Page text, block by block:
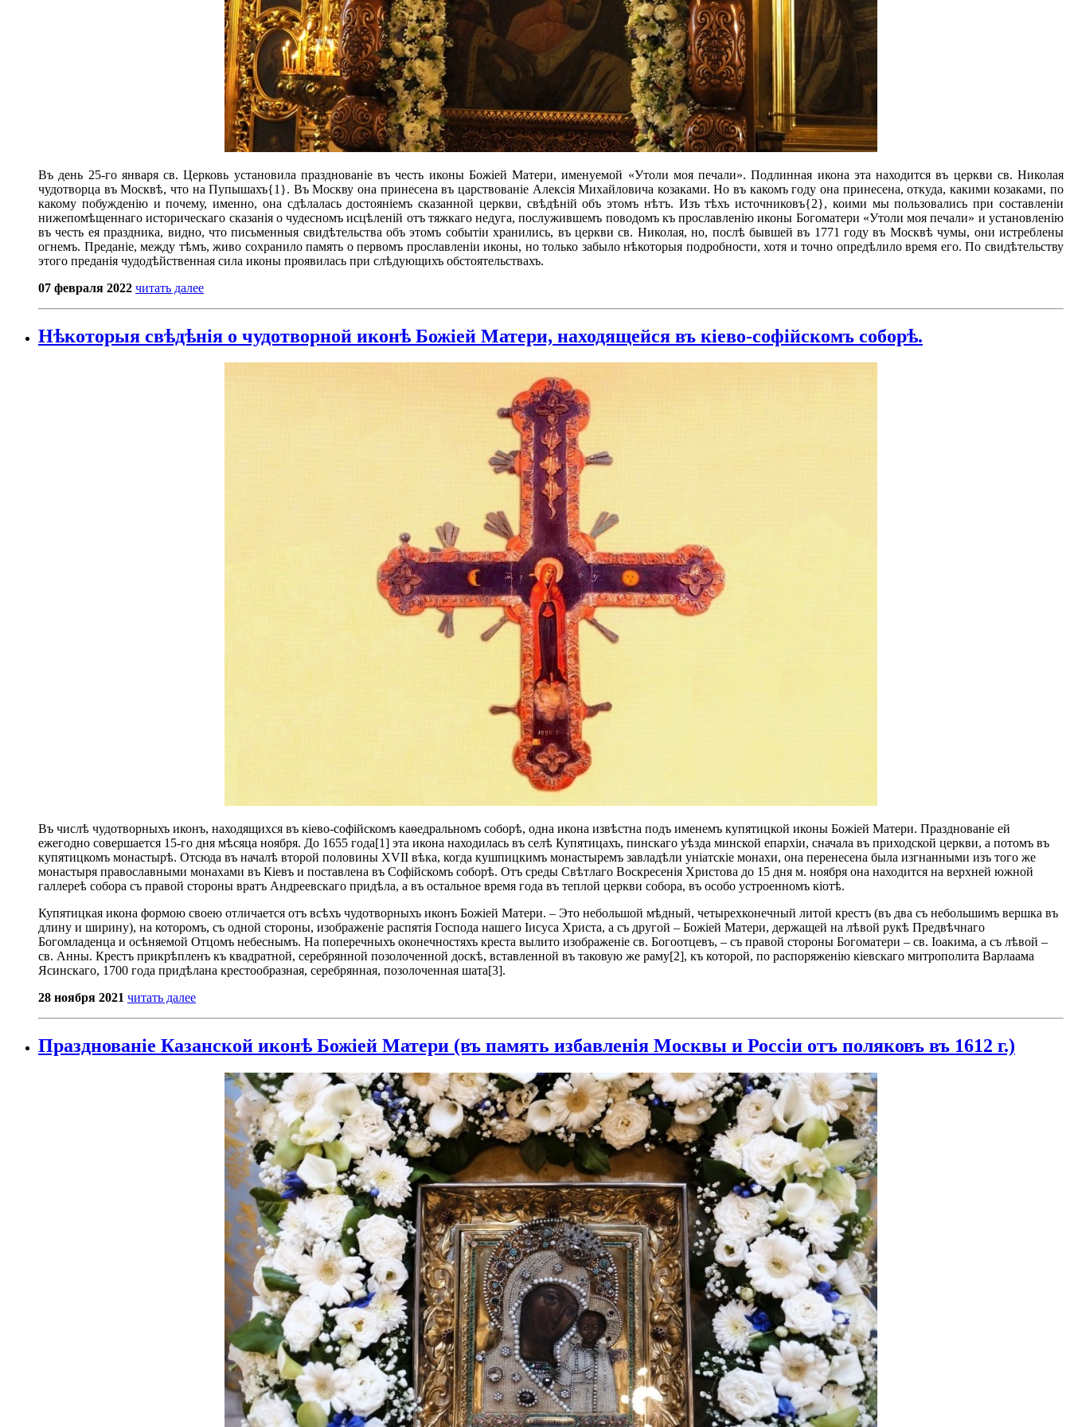
Въ день 25-го января св. Церковь установила празднованіе въ честь иконы Божіей Матери, именуемой «Утоли моя печали». Подлинная икона эта находится въ церкви св. Николая
чудотворца въ Москвѣ, что на Пупышахъ{1}. Въ Москву она принесена въ царствованіе Алексія Михайловича козаками. Но въ какомъ году она принесена, откуда, какими козаками, по
какому побужденію и почему, именно, она сдѣлалась достояніемъ сказанной церкви, свѣдѣній объ этомъ нѣтъ. Изъ тѣхъ источниковъ{2}, коими мы пользовались при составленіи
нижепомѣщеннаго историческаго сказанія о чудесномъ исцѣленій отъ тяжкаго недуга, послужившемъ поводомъ къ прославленію иконы Богоматери «Утоли моя печали» и установленію
въ честь ея праздника, видно, что письменныя свидѣтельства объ этомъ событіи хранились, въ церкви св. Николая, но, послѣ бывшей въ 1771 году въ Москвѣ чумы, они истреблены
огнемъ. Преданіе, между тѣмъ, живо сохранило память о первомъ прославленіи иконы, но только забыло нѣкоторыя подробности, хотя и точно опредѣлило время его. По свидѣтельству
этого преданія чудодѣйственная сила иконы проявилась при слѣдующихъ обстоятельствахъ.
07 февраля 2022 читать далее
Нѣкоторыя свѣдѣнія о чудотворной иконѣ Божіей Матери, находящейся въ кіево-софійскомъ соборѣ.
Въ числѣ чудотворныхъ иконъ, находящихся въ кіево-софійскомъ каѳедральномъ соборѣ, одна икона извѣстна подъ именемъ купятицкой иконы Божіей Матери. Празднованіе ей
ежегодно совершается 15-го дня мѣсяца ноября. До 1655 года[1] эта икона находилась въ селѣ Купятицахъ, пинскаго уѣзда минской епархіи, сначала въ приходской церкви, а потомъ въ
купятицкомъ монастырѣ. Отсюда въ началѣ второй половины ХVII вѣка, когда кушпицкимъ монастыремъ завладѣли уніатскіе монахи, она перенесена была изгнанными изъ того же
монастыря православными монахами въ Кіевъ и поставлена въ Софійскомъ соборѣ. Отъ среды Свѣтлаго Воскресенія Христова до 15 дня м. ноября она находится на верхней южной
галлереѣ собора съ правой стороны вратъ Андреевскаго придѣла, а въ остальное время года въ теплой церкви собора, въ особо устроенномъ кіотѣ.
Купятицкая икона формою своею отличается отъ всѣхъ чудотворныхъ иконъ Божіей Матери. – Это небольшой мѣдный, четырехконечный литой крестъ (въ два съ небольшимъ вершка въ
длину и ширину), на которомъ, съ одной стороны, изображеніе распятія Господа нашего Іисуса Христа, а съ другой – Божіей Матери, держащей на лѣвой рукѣ Предвѣчнаго
Богомладенца и осѣняемой Отцомъ небеснымъ. На поперечныхъ оконечностяхъ креста вылито изображеніе св. Богоотцевъ, – съ правой стороны Богоматери – св. Іоакима, а съ лѣвой –
св. Анны. Крестъ прикрѣпленъ къ квадратной, серебрянной позолоченной доскѣ, вставленной въ таковую же раму[2], къ которой, по распоряженію кіевскаго митрополита Варлаама
Ясинскаго, 1700 года придѣлана крестообразная, серебрянная, позолоченная шата[3].
28 ноября 2021 читать далее
Празднованіе Казанской иконѣ Божіей Матери (въ память избавленія Москвы и Россіи отъ поляковъ въ 1612 г.)